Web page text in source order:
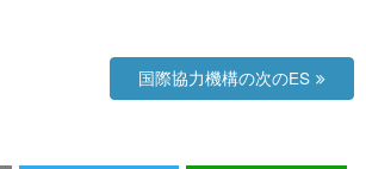
国際協力機構の次のES